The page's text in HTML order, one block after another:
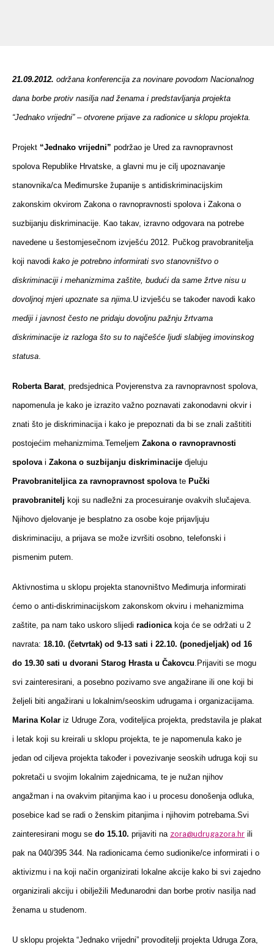
21.09.2012. održana konferencija za novinare povodom Nacionalnog
dana borbe protiv nasilja nad ženama i predstavljanja projekta
“Jednako vrijedni” – otvorene prijave za radionice u sklopu projekta.
Projekt “Jednako vrijedni” podržao je Ured za ravnopravnost
spolova Republike Hrvatske, a glavni mu je cilj upoznavanje
stanovnika/ca Međimurske županije s antidiskriminacijskim
zakonskim okvirom Zakona o ravnopravnosti spolova i Zakona o
suzbijanju diskriminacije. Kao takav, izravno odgovara na potrebe
navedene u šestomjesečnom izvješću 2012. Pučkog pravobranitelja
koji navodi kako je potrebno informirati svo stanovništvo o
diskriminaciji i mehanizmima zaštite, budući da same žrtve nisu u
dovoljnoj mjeri upoznate sa njima.U izvješću se također navodi kako
mediji i javnost često ne pridaju dovoljnu pažnju žrtvama
diskriminacije iz razloga što su to najčešće ljudi slabijeg imovinskog
statusa.
Roberta Barat, predsjednica Povjerenstva za ravnopravnost spolova,
napomenula je kako je izrazito važno poznavati zakonodavni okvir i
znati što je diskriminacija i kako je prepoznati da bi se znali zaštititi
postojećim mehanizmima.Temeljem Zakona o ravnopravnosti
spolovai Zakona o suzbijanju diskriminacije djeluju
Pravobraniteljica za ravnopravnost spolovate Pučki
pravobranitelj koji su nadležni za procesuiranje ovakvih slučajeva.
Njihovo djelovanje je besplatno za osobe koje prijavljuju
diskriminaciju, a prijava se može izvršiti osobno, telefonski i
pismenim putem.
Aktivnostima u sklopu projekta stanovništvo Međimurja informirati
ćemo o anti-diskriminacijskom zakonskom okviru i mehanizmima
zaštite, pa nam tako uskoro slijedi radionicakoja će se održati u 2
navrata: 18.10. (četvrtak) od 9-13 sati i 22.10. (ponedjeljak) od 16
do 19.30 sati u dvorani Starog Hrasta u Čakovcu.Prijaviti se mogu
svi zainteresirani, a posebno pozivamo sve angažirane ili one koji bi
željeli biti angažirani u lokalnim/seoskim udrugama i organizacijama.
Marina Kolar iz Udruge Zora, voditeljica projekta, predstavila je plakat
i letak koji su kreirali u sklopu projekta, te je napomenula kako je
jedan od ciljeva projekta također i povezivanje seoskih udruga koji su
pokretači u svojim lokalnim zajednicama, te je nužan njihov
angažman i na ovakvim pitanjima kao i u procesu donošenja odluka,
posebice kad se radi o ženskim pitanjima i njihovim potrebama.Svi
zainteresirani mogu se do 15.10. prijaviti na zora@udrugazora.hr ili
pak na 040/395 344. Na radionicama ćemo sudionike/ce informirati i o
aktivizmu i na koji način organizirati lokalne akcije kako bi svi zajedno
organizirali akciju i obilježili Međunarodni dan borbe protiv nasilja nad
ženama u studenom.
U sklopu projekta “Jednako vrijedni” provoditelji projekta Udruga Zora,